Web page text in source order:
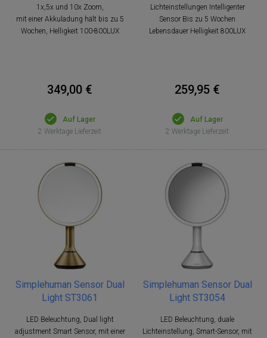
1x,5x und 10x Zoom,
mit einer Akkuladung hält bis zu 5
Wochen, Helligkeit 100-800LUX
349,00 €
Auf Lager
2 Werktage Lieferzeit
Lichteinstellungen Intelligenter
Sensor Bis zu 5 Wochen
Lebensdauer Helligkeit 800LUX
259,95 €
Auf Lager
2 Werktage Lieferzeit
Simplehuman Sensor Dual
Light ST3061
LED Beleuchtung, Dual light
adjustment Smart Sensor, mit einer
Simplehuman Sensor Dual
Light ST3054
LED Beleuchtung, duale
Lichteinstellung, Smart-Sensor, mit